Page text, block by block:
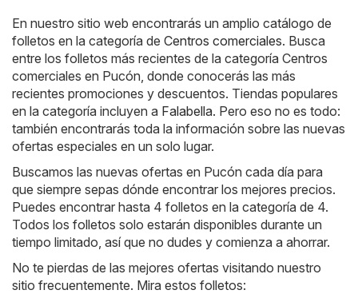
En nuestro sitio web encontrarás un amplio catálogo de
folletos en la categoría de Centros comerciales. Busca
entre los folletos más recientes de la categoría Centros
comerciales en Pucón, donde conocerás las más
recientes promociones y descuentos. Tiendas populares
en la categoría incluyen a Falabella. Pero eso no es todo:
también encontrarás toda la información sobre las nuevas
ofertas especiales en un solo lugar.
Buscamos las nuevas ofertas en Pucón cada día para
que siempre sepas dónde encontrar los mejores precios.
Puedes encontrar hasta 4 folletos en la categoría de 4.
Todos los folletos solo estarán disponibles durante un
tiempo limitado, así que no dudes y comienza a ahorrar.
No te pierdas de las mejores ofertas visitando nuestro
sitio frecuentemente. Mira estos folletos: